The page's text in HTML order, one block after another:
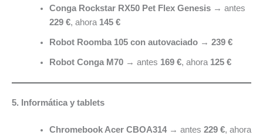
Conga Rockstar RX50 Pet Flex Genesis→ antes
229 €, ahora 145 €
Robot Roomba 105 con autovaciado→ 239 €
Robot Conga M70→ antes 169 €, ahora 125 €
5. Informática y tablets
Chromebook Acer CBOA314→ antes 229 €, ahora